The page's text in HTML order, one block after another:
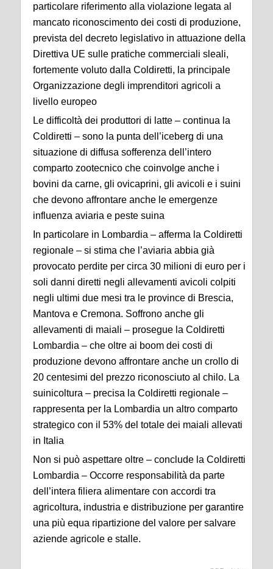
particolare riferimento alla violazione legata al
mancato riconoscimento dei costi di produzione,
prevista del decreto legislativo in attuazione della
Direttiva UE sulle pratiche commerciali sleali,
fortemente voluto dalla Coldiretti, la principale
Organizzazione degli imprenditori agricoli a
livello europeo
Le difficoltà dei produttori di latte – continua la
Coldiretti – sono la punta dell’iceberg di una
situazione di diffusa sofferenza dell’intero
comparto zootecnico che coinvolge anche i
bovini da carne, gli ovicaprini, gli avicoli e i suini
che devono affrontare anche le emergenze
influenza aviaria e peste suina
In particolare in Lombardia – afferma la Coldiretti
regionale – si stima che l’aviaria abbia già
provocato perdite per circa 30 milioni di euro per i
soli danni diretti negli allevamenti avicoli colpiti
negli ultimi due mesi tra le province di Brescia,
Mantova e Cremona. Soffrono anche gli
allevamenti di maiali – prosegue la Coldiretti
Lombardia – che oltre ai boom dei costi di
produzione devono affrontare anche un crollo di
20 centesimi del prezzo riconosciuto al chilo. La
suinicoltura – precisa la Coldiretti regionale –
rappresenta per la Lombardia un altro comparto
strategico con il 53% del totale dei maiali allevati
in Italia
Non si può aspettare oltre – conclude la Coldiretti
Lombardia – Occorre responsabilità da parte
dell’intera filiera alimentare con accordi tra
agricoltura, industria e distribuzione per garantire
una più equa ripartizione del valore per salvare
aziende agricole e stalle.